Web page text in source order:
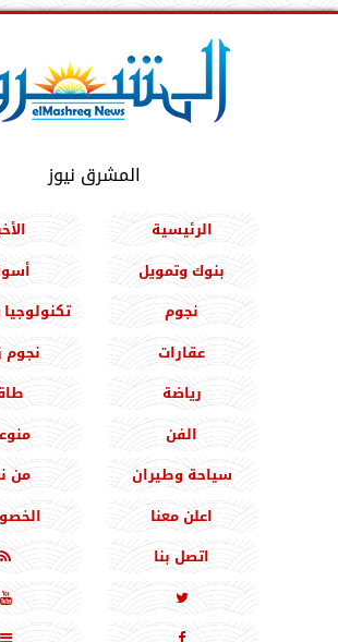
المشرق نيوز
الرئيسية
بنوك وتمويل
نجوم
عقارات
نجوم
رياضة
الفن
سياحة وطيران
من
اعلن معنا
اتصل بنا


